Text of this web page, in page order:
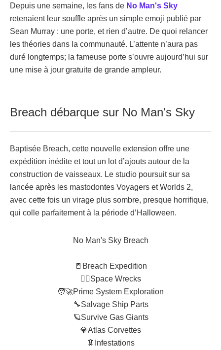
Depuis une semaine, les fans de No Man's Sky
retenaient leur souffle après un simple emoji publié par
Sean Murray : une porte, et rien d’autre. De quoi relancer
les théories dans la communauté. L’attente n’aura pas
duré longtemps; la fameuse porte s’ouvre aujourd’hui sur
une mise à jour gratuite de grande ampleur.
Breach débarque sur No Man's Sky
Baptisée Breach, cette nouvelle extension offre une
expédition inédite et tout un lot d’ajouts autour de la
construction de vaisseaux. Le studio poursuit sur sa
lancée après les mastodontes Voyagers et Worlds 2,
avec cette fois un virage plus sombre, presque horrifique,
qui colle parfaitement à la période d’Halloween.
No Man's Sky Breach
🚪Breach Expedition
🏴‍☠️Space Wrecks
🧑‍🚀Prime System Exploration
🔧Salvage Ship Parts
🪐Survive Gas Giants
💎Atlas Corvettes
🦑Infestations